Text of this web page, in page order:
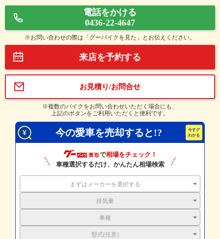
電話をかける
0436-22-4647
※お問い合わせの際は「グーバイクを見た」とお伝えください。
来店を予約する
お見積り/お問合せ
※複数のバイクをお問い合わせいただく場合にも、
上記のボタンをご利用いただくと便利です。
今の愛車を売却すると!?
で相場をチェック！
車種選択するだけ、かんたん相場検索
まずはメーカーを選択する
排気量
車種
型式(任意)